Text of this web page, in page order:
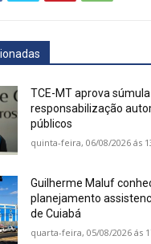
TCE-MT aprova
responsabilização
públicos
quinta-feira, 06/08/2026 ás
Guilherme Maluf
planejamento
de Cuiabá
quarta-feira, 05/08/2026 ás